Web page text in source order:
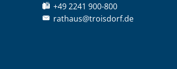
+49 2241 900-800
rathaus@troisdorf.de